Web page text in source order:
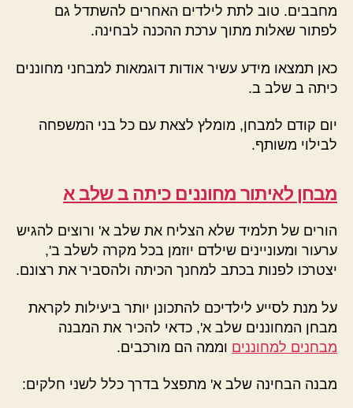
מחבבים. טוב לתת לילדים האחרים להשתדל גם
לפתור שאלות מתוך ערכת ההכנה לבחינה.
כאן תמצאו מידע עשיר אודות דוגמאות למבחני מחוננים
כיתה ב שלב ב.
יום קודם למבחן, מומלץ לצאת עם כל בני המשפחה
לבילוי משותף.
מבחן לאיתור מחוננים כיתה ב שלב א
הורים של תלמיד שלא הצליח את שלב א' ורוצים להגיש
ערעור ומעוניינים שילדם יוזמן בכל מקרה לשלב ב',
יצטרכו לפנות בכתב למחנך הכיתה ולהסביר את רצונם.
על מנת לסייע לילדיכם להתכונן יותר ביעילות לקראת
מבחן המחוננים שלב א', כדאי להכיר את המבנה
מבחנים למחוננים וממה הם מורכבים.
מבנה הבחינה שלב א' מתפצל בדרך כלל לשני חלקים: